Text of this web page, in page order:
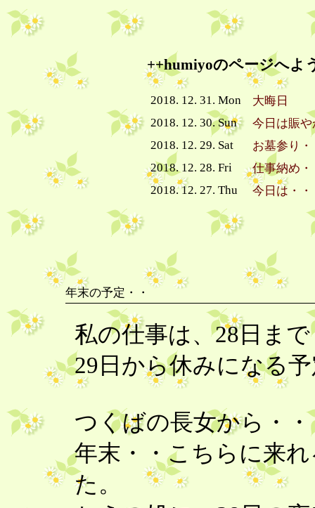
++humiyoのページへよ
2018. 12. 31. Mon
大晦日
2018. 12. 30. Sun
今日は賑
2018. 12. 29. Sat
お墓参り・
2018. 12. 28. Fri
仕事納め・
2018. 12. 27. Thu
今日は・・
年末の予定・・
私の仕事は、28日ま
29日から休みになる
つくばの長女から・
年末・・こちらに来
た。